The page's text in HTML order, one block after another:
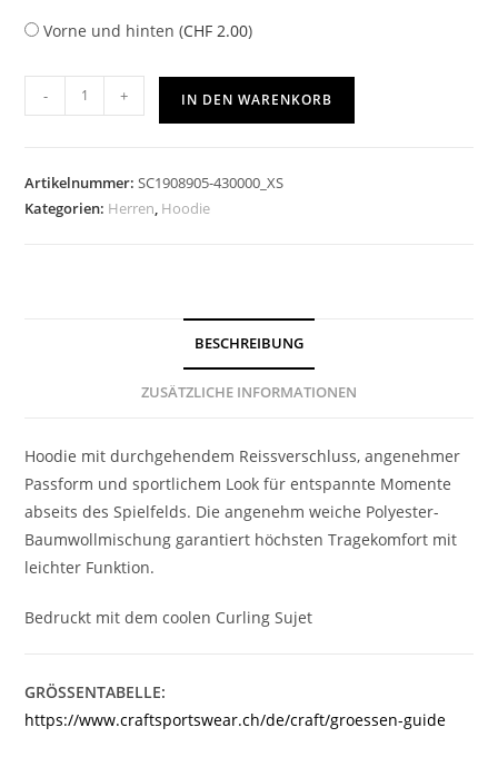
Vorne und hinten (CHF 2.00)
- + IN DEN WARENKORB
Artikelnummer:SC1908905-430000_XS
Kategorien: Herren, Hoodie
BESCHREIBUNG
ZUSÄTZLICHE INFORMATIONEN
Hoodie mit durchgehendem Reissverschluss, angenehmer
Passform und sportlichem Look für entspannte Momente
abseits des Spielfelds. Die angenehm weiche Polyester-
Baumwollmischung garantiert höchsten Tragekomfort mit
leichter Funktion.
Bedruckt mit dem coolen Curling Sujet
GRÖSSENTABELLE:
https://www.craftsportswear.ch/de/craft/groessen-guide